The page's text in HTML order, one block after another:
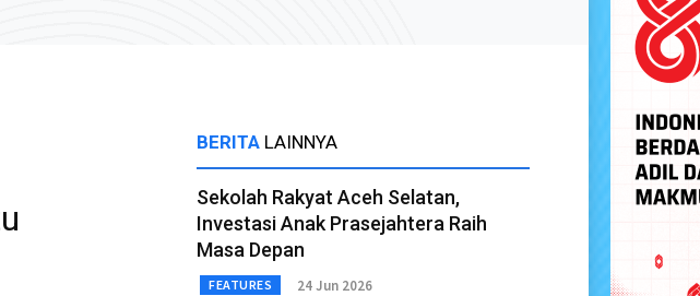
BERITA LAINNYA
Sekolah Rakyat Aceh Selatan,
Investasi Anak Prasejahtera Raih
Masa Depan
FEATURES 24 Jun 2026